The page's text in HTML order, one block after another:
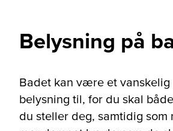
Belysning på
Badet kan være et vanskelig
belysning til, for du skal
du steller deg, samtidig som